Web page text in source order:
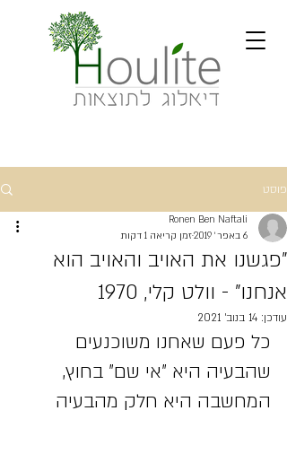
פוסט
"פגשנו את האויב והאויב הוא
אנחנו" - וולט קלי, 1970
Ronen Ben Naftali
6 באפר׳ 2019
זמן קריאה 1 דקות
עודכן: 14 בנוב׳ 2021
כל פעם שאחנו משוכנעים
שהבעיה היא "אי שם" בחוץ,
המחשבה היא חלק מהבעיה